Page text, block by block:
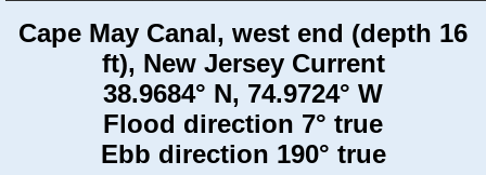
Cape May Canal, west end (depth 16
ft), New Jersey Current
38.9684° N, 74.9724° W
Flood direction 7° true
Ebb direction 190° true